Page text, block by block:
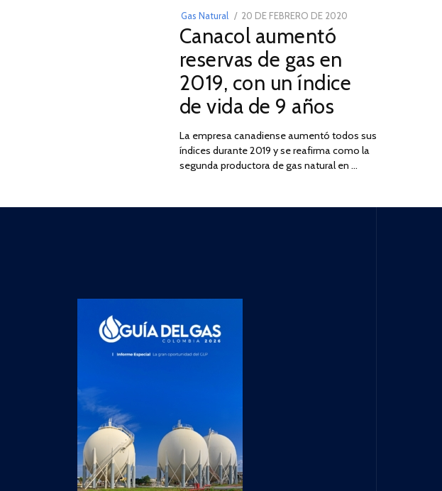
Gas Natural
POSTED
ON
20 DE FEBRERO DE 2020
2025
Canacol aumentó
reservas de gas en
2019, con un índice
de vida de 9 años
La empresa canadiense aumentó todos sus
índices durante 2019 y se reafirma como la
segunda productora de gas natural en …